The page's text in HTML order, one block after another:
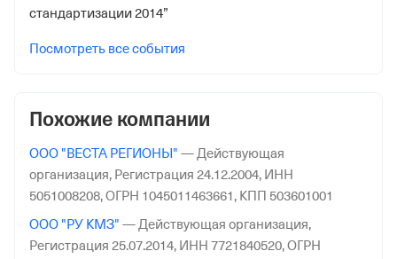
стандартизации 2014”
Посмотреть все события
Похожие компании
ООО "ВЕСТА РЕГИОНЫ" — Действующая
организация, Регистрация 24.12.2004, ИНН
5051008208,ОГРН 1045011463661, КПП 503601001
ООО "РУ КМЗ" — Действующая организация,
Регистрация 25.07.2014, ИНН 7721840520,ОГРН